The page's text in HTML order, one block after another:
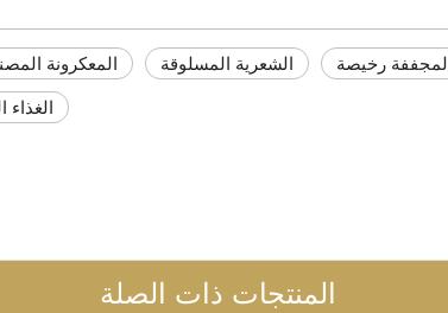
المعكرونة الشعرية المسلوقة رخيصة
الغذاء
المنتجات ذات الصلة